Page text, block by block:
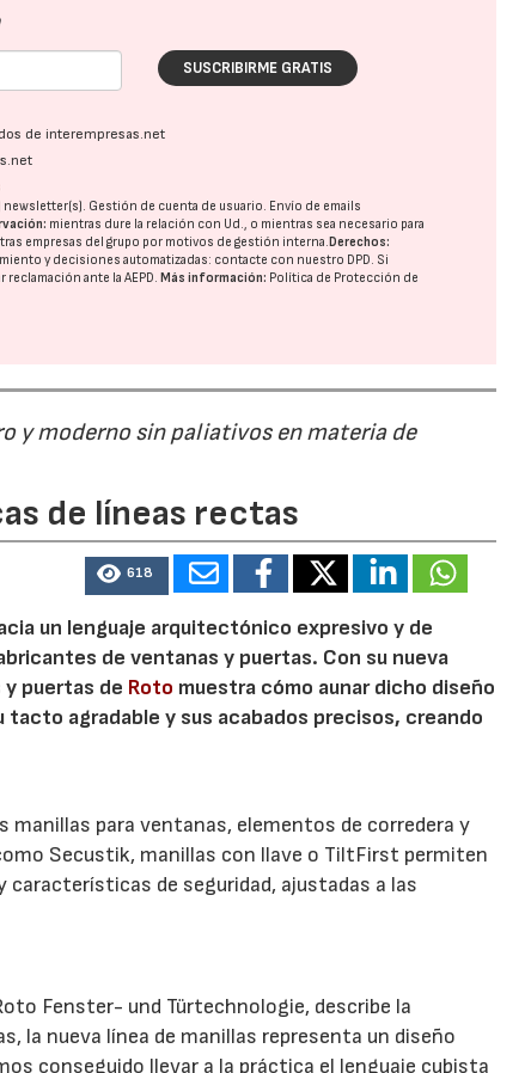
SUSCRIBIRME GRATIS
de interempresas.net
Gestión de cuenta de usuario. Envío de emails
mientras dure la relación con Ud., o mientras sea necesario para
empresas del grupo por motivos de gestión interna. Derechos:
y decisiones automatizadas: contacte con nuestro DPD. Si
reclamación ante laAEPD. Más información: Política de Protección de
y moderno sin paliativos en materia de
de líneas rectas
618
un lenguaje arquitectónico expresivo y de
de ventanas y puertas. Con su nueva
y puertas de Roto muestra cómo aunar dicho diseño
agradable y sus acabados precisos, creando
manillas para ventanas, elementos de corredera y
Secustik, manillas con llave o TiltFirst permiten
de seguridad, ajustadas a las
Fenster- und Türtechnologie, describe la
la nueva línea de manillas representa un diseño
conseguido llevar a la práctica el lenguaje cubista